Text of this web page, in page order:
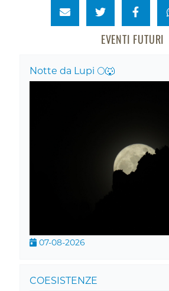
EVENTI FUTURI
Notte da Lupi 🌕🐺
07-08-2026
COESISTENZE